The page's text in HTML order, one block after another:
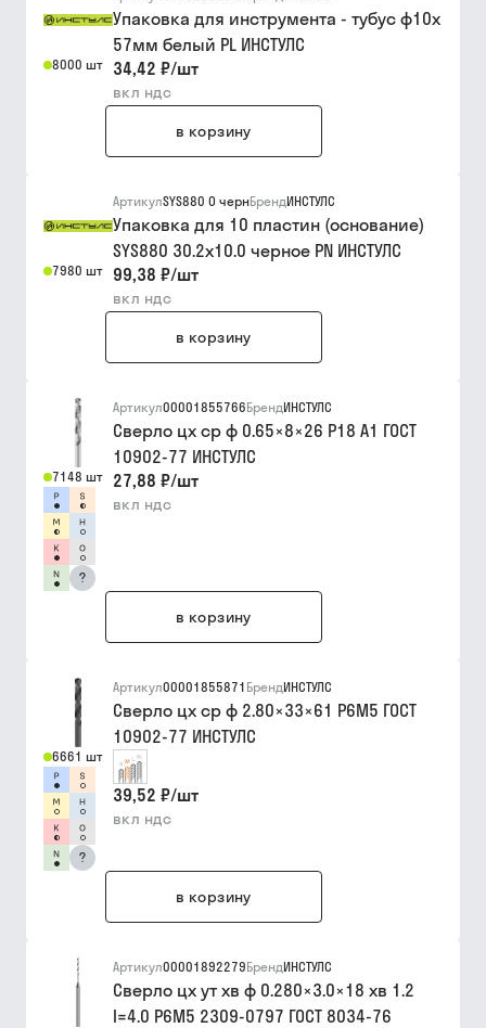
8000 шт
Упаковка для инструмента - тубус ф10х
57мм белый PL ИНСТУЛС
34,42 ₽/шт
вкл ндс
в корзину
7980 шт
АртикулSYS880 О чернБрендИНСТУЛС
Упаковка для 10 пластин (основание)
SYS880 30.2x10.0 черное PN ИНСТУЛС
99,38 ₽/шт
вкл ндс
в корзину
7148 шт
?
Артикул00001855766БрендИНСТУЛС
Сверло цх ср ф 0.65×8×26 Р18 A1 ГОСТ
10902-77 ИНСТУЛС
27,88 ₽/шт
вкл ндс
в корзину
6661 шт
?
Артикул00001855871 БрендИНСТУЛС
Сверло цх ср ф 2.80×33×61 Р6М5 ГОСТ
10902-77 ИНСТУЛС
39,52 ₽/шт
вкл ндс
в корзину
Артикул00001892279БрендИНСТУЛС
Сверло цх ут хв ф 0.280×3.0×18 хв 1.2
l=4.0 Р6М5 2309-0797 ГОСТ 8034-76